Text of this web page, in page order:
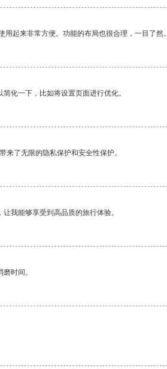
起来非常方便。功能的布局也很合理，一目了然。
化一下，比如将设置页面进行优化。
来了无限的隐私保护和安全性保护。
我能够享受到高品质的旅行体验。
时间。